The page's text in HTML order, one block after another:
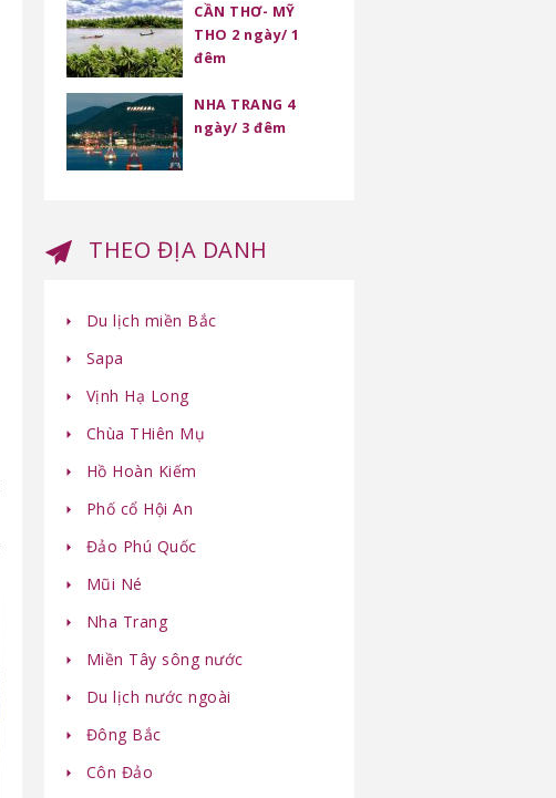
CẦN THƠ- MỸ
THO 2 ngày/ 1
đêm
NHA TRANG 4
ngày/ 3 đêm
THEO ĐỊA DANH
Du lịch miền Bắc
Sapa
Vịnh Hạ Long
Chùa THiên Mụ
Hồ Hoàn Kiếm
Phố cổ Hội An
Đảo Phú Quốc
Mũi Né
Nha Trang
Miền Tây sông nước
Du lịch nước ngoài
Đông Bắc
Côn Đảo